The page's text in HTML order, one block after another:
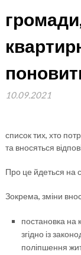
10.09.2021
список тих, хто
та вносяться
Про це йдеться на
Зокрема, зміни
постановка на
згідно із
поліпшення